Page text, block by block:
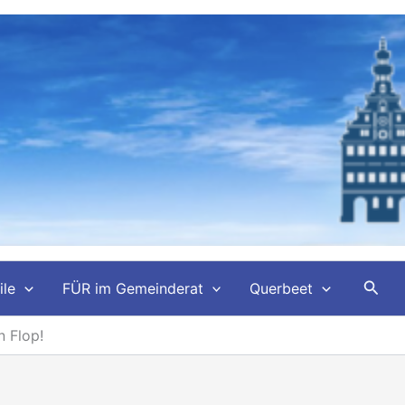
FÜR im Gemeinderat Querbeet
Flop!